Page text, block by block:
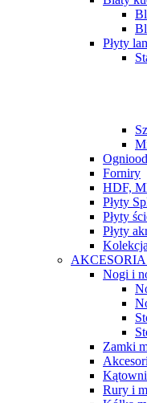
Płyty
Forniry
HDF,
Płyty
Płyty
Płyty
Nogi i
Zamki
Rury i